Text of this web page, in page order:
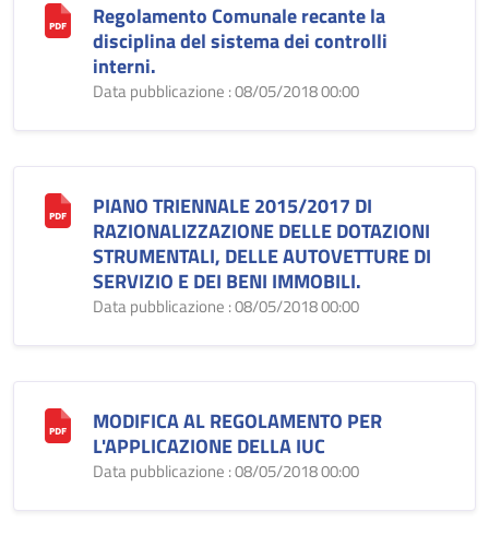
Regolamento Comunale recante la
disciplina del sistema dei controlli
interni.
Data pubblicazione : 08/05/2018 00:00
PIANO TRIENNALE 2015/2017 DI
RAZIONALIZZAZIONE DELLE DOTAZIONI
STRUMENTALI, DELLE AUTOVETTURE DI
SERVIZIO E DEI BENI IMMOBILI.
Data pubblicazione : 08/05/2018 00:00
MODIFICA AL REGOLAMENTO PER
L'APPLICAZIONE DELLA IUC
Data pubblicazione : 08/05/2018 00:00